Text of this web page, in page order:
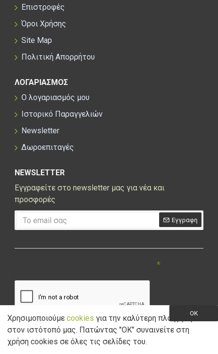
Επιστροφές
Όροι Χρήσης
Site Map
Πολιτική Απορρήτου
ΛΟΓΑΡΙΑΣΜΟΣ
Ο λογαριασμός μου
Ιστορικό Παραγγελιών
Newsletter
Δωροεπιταγές
NEWSLETTER
Εγγραφείτε στο newsletter μας για νέα και
προσφορές
Εγγραφη
Έχω διαβάσει και αποδέχομαι την Πολιτική Απορρήτου
OK
Χρησιμοποιούμε cookies για την καλύτερη πλοήγηση
στον ιστότοπό μας. Πατώντας "ΟK" συναινείτε στη
χρήση cookies σε όλες τις σελίδες του.